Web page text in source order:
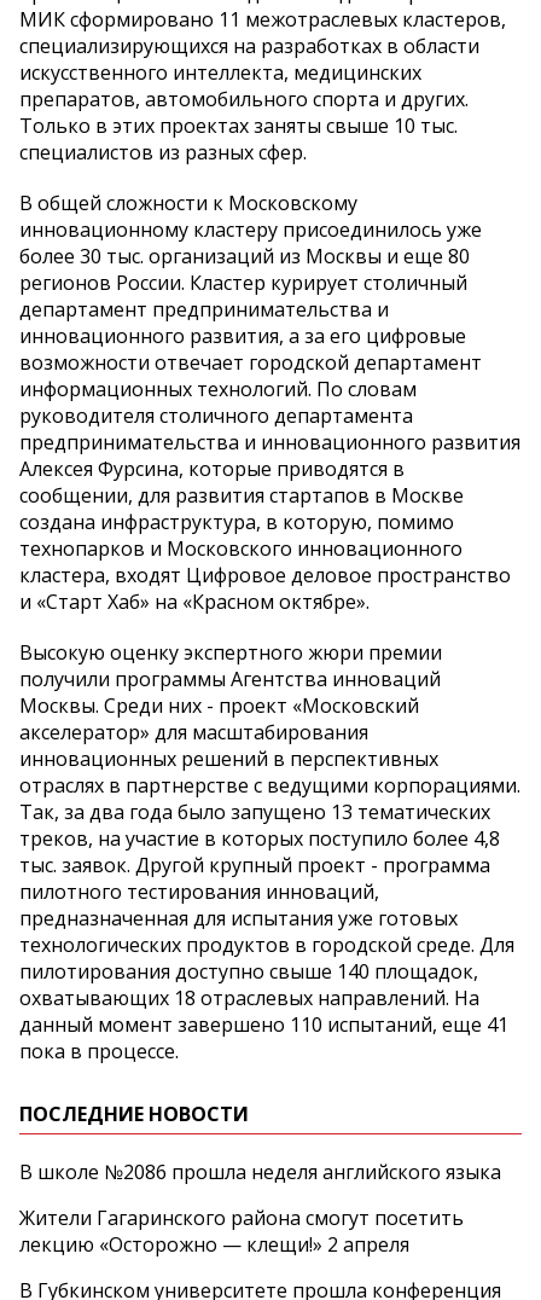
МИК сформировано 11 межотраслевых кластеров,
специализирующихся на разработках в области
искусственного интеллекта, медицинских
препаратов, автомобильного спорта и других.
Только в этих проектах заняты свыше 10 тыс.
специалистов из разных сфер.
В общей сложности к Московскому
инновационному кластеру присоединилось уже
более 30 тыс. организаций из Москвы и еще 80
регионов России. Кластер курирует столичный
департамент предпринимательства и
инновационного развития, а за его цифровые
возможности отвечает городской департамент
информационных технологий. По словам
руководителя столичного департамента
предпринимательства и инновационного развития
Алексея Фурсина, которые приводятся в
сообщении, для развития стартапов в Москве
создана инфраструктура, в которую, помимо
технопарков и Московского инновационного
кластера, входят Цифровое деловое пространство
и «Старт Хаб» на «Красном октябре».
Высокую оценку экспертного жюри премии
получили программы Агентства инноваций
Москвы. Среди них - проект «Московский
акселератор» для масштабирования
инновационных решений в перспективных
отраслях в партнерстве с ведущими корпорациями.
Так, за два года было запущено 13 тематических
треков, на участие в которых поступило более 4,8
тыс. заявок. Другой крупный проект - программа
пилотного тестирования инноваций,
предназначенная для испытания уже готовых
технологических продуктов в городской среде. Для
пилотирования доступно свыше 140 площадок,
охватывающих 18 отраслевых направлений. На
данный момент завершено 110 испытаний, еще 41
пока в процессе.
ПОСЛЕДНИЕ НОВОСТИ
В школе №2086 прошла неделя английского языка
Жители Гагаринского района смогут посетить
лекцию «Осторожно — клещи!» 2 апреля
В Губкинском университете прошла конференция